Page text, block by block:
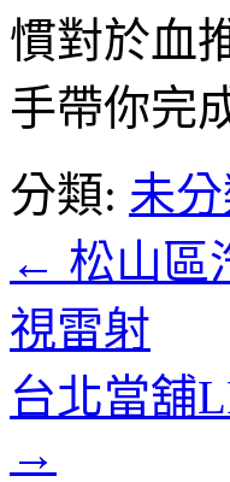
慣對於血
手帶你完
分類: 未
← 松山區
視雷射
台北當舖
→